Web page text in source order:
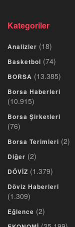
Kategoriler
Analizler (18)
Basketbol (74)
BORSA (13.385)
Borsa Haberleri
(10.915)
Borsa Şirketleri
(76)
Borsa Terimleri (2)
Diğer (2)
DÖVİZ (1.379)
Döviz Haberleri
(1.309)
Eğlence (2)